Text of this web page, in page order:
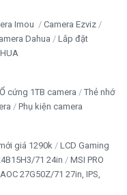
Dell Inspiron 14
phù hợp
bài tập
đẹp để làm việc
Imou
Camera Ezviz
Dahua
Lắp đặt
Ổ cứng 1TB camera
Thẻ nhớ
Phụ kiện camera
giá 1290k
LCD Gaming
71 24in
MSI PRO
27G50Z/71 27in, IPS,